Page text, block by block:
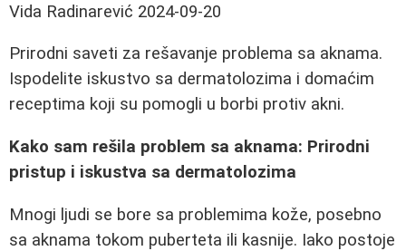
Vida Radinarević 2024-09-20
Prirodni saveti za rešavanje problema sa aknama.
Ispodelite iskustvo sa dermatolozima i domaćim
receptima koji su pomogli u borbi protiv akni.
Kako sam rešila problem sa aknama: Prirodni
pristup i iskustva sa dermatolozima
Mnogi ljudi se bore sa problemima kože, posebno
sa aknama tokom puberteta ili kasnije. Iako postoje